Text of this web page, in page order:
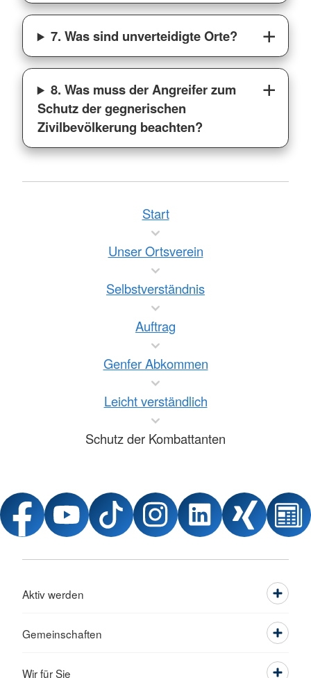
7. Was sind unverteidigte Orte?
8. Was muss der Angreifer zum
Schutz der gegnerischen
Zivilbevölkerung beachten?
Start
Unser Ortsverein
Selbstverständnis
Auftrag
Genfer Abkommen
Leicht verständlich
Schutz der Kombattanten
Aktiv werden
Gemeinschaften
Wir für Sie